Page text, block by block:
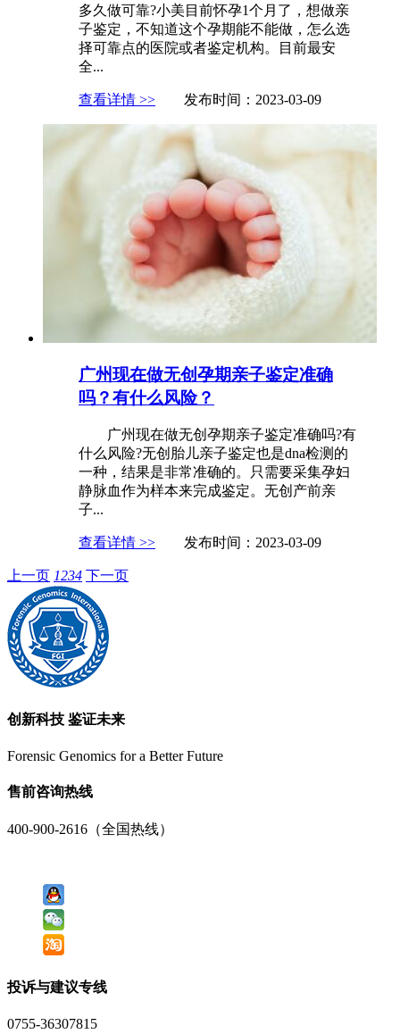
多久做可靠?小美目前怀孕1个月了，想做亲
子鉴定，不知道这个孕期能不能做，怎么选
择可靠点的医院或者鉴定机构。目前最安
全...
查看详情 >> 发布时间：2023-03-09
广州现在做无创孕期亲子鉴定准确
吗？有什么风险？
广州现在做无创孕期亲子鉴定准确吗?有
什么风险?无创胎儿亲子鉴定也是dna检测的
一种，结果是非常准确的。只需要采集孕妇
静脉血作为样本来完成鉴定。无创产前亲
子...
查看详情 >> 发布时间：2023-03-09
上一页 1234 下一页
创新科技 鉴证未来
Forensic Genomics for a Better Future
售前咨询热线
400-900-2616（全国热线）
投诉与建议专线
0755-36307815